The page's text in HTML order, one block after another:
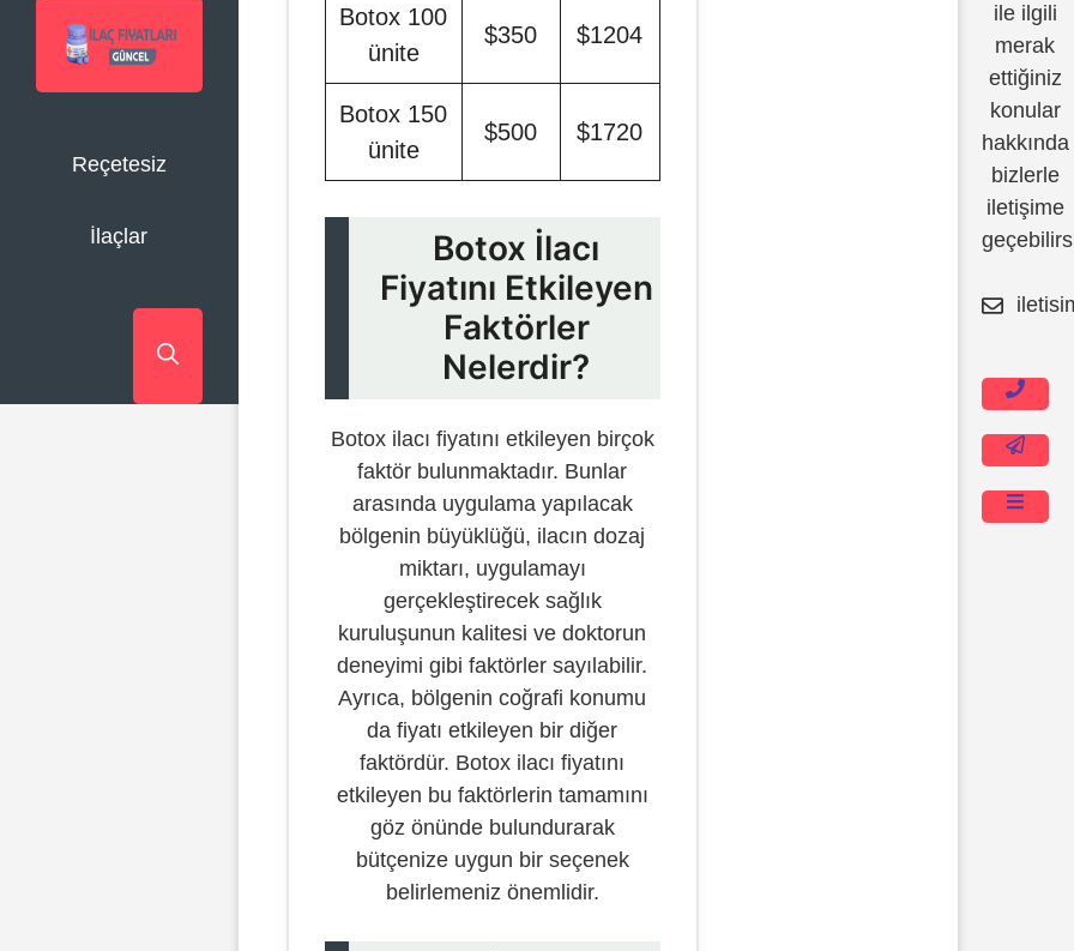
Reçetesiz
İlaçlar
Botox 100
ünite
$350 $1204
Botox 150
ünite
$500 $1720
Botox İlacı
Fiyatını Etkileyen
Faktörler
Nelerdir?
Botox ilacı fiyatını etkileyen birçok
faktör bulunmaktadır. Bunlar
arasında uygulama yapılacak
bölgenin büyüklüğü, ilacın dozaj
miktarı, uygulamayı
gerçekleştirecek sağlık
kuruluşunun kalitesi ve doktorun
deneyimi gibi faktörler sayılabilir.
Ayrıca, bölgenin coğrafi konumu
da fiyatı etkileyen bir diğer
faktördür. Botox ilacı fiyatını
etkileyen bu faktörlerin tamamını
göz önünde bulundurarak
bütçenize uygun bir seçenek
belirlemeniz önemlidir.
ile ilgili
merak
ettiğiniz
konular
hakkında
bizlerle
iletişime